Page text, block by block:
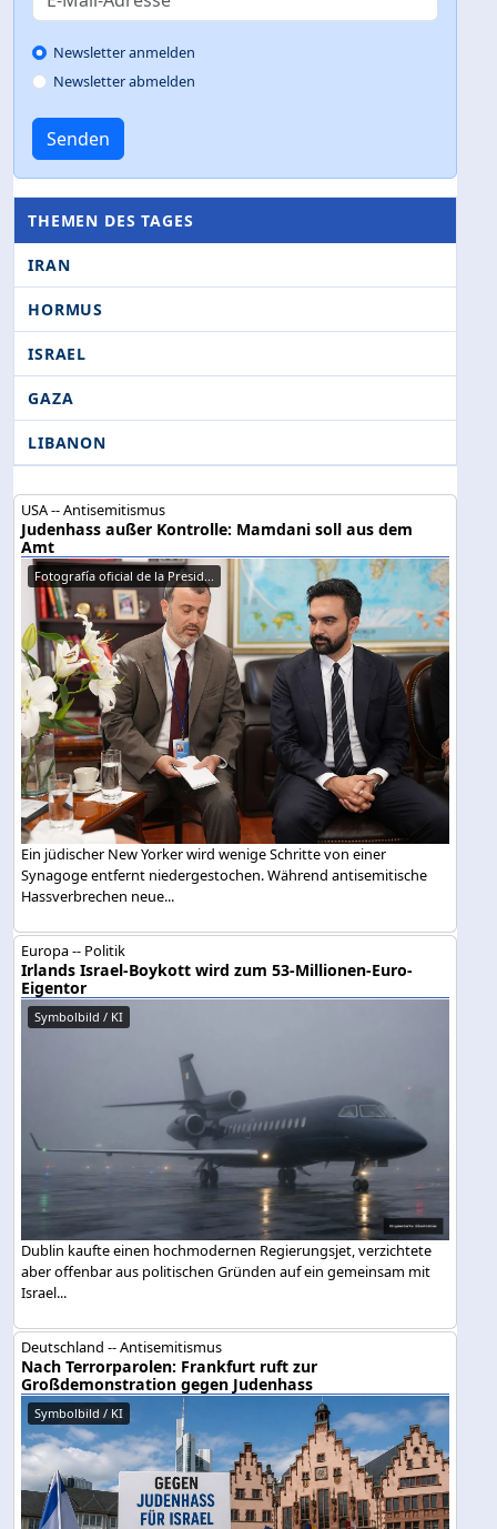
Newsletter anmelden
Newsletter abmelden
Senden
THEMEN DES TAGES
IRAN
HORMUS
ISRAEL
GAZA
LIBANON
USA -- Antisemitismus
Judenhass außer Kontrolle: Mamdani soll aus dem
Amt
Fotografía oficial de la Presid...
Ein jüdischer New Yorker wird wenige Schritte von einer
Synagoge entfernt niedergestochen. Während antisemitische
Hassverbrechen neue...
Europa -- Politik
Irlands Israel-Boykott wird zum 53-Millionen-Euro-
Eigentor
Symbolbild / KI
Dublin kaufte einen hochmodernen Regierungsjet, verzichtete
aber offenbar aus politischen Gründen auf ein gemeinsam mit
Israel...
Deutschland -- Antisemitismus
Nach Terrorparolen: Frankfurt ruft zur
Großdemonstration gegen Judenhass
Symbolbild / KI